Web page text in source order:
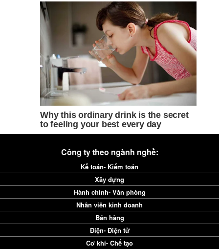
Công ty theo ngành nghề:
Kế toán- Kiểm toán
Xây dựng
Hành chính- Văn phòng
Nhân viên kinh doanh
Bán hàng
Điện- Điện tử
Cơ khí- Chế tạo